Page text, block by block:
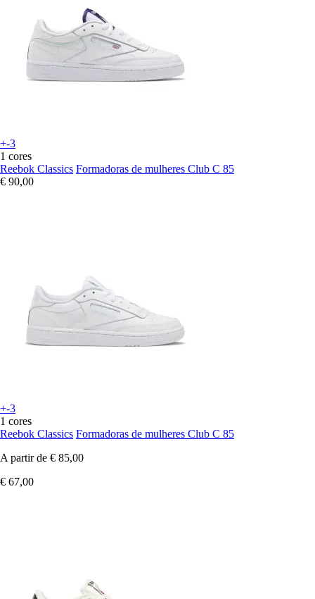
+-3
1 cores
Reebok Classics Formadoras de mulheres Club C 85
€ 90,00
+-3
1 cores
Reebok Classics Formadoras de mulheres Club C 85
A partir de € 85,00
€ 67,00